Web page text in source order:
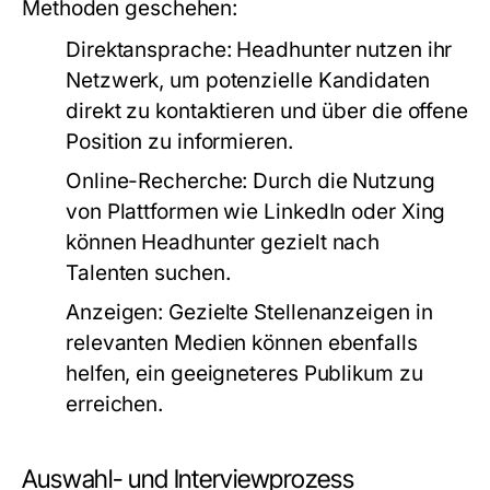
Methoden geschehen:
Direktansprache: Headhunter nutzen ihr
Netzwerk, um potenzielle Kandidaten
direkt zu kontaktieren und über die offene
Position zu informieren.
Online-Recherche: Durch die Nutzung
von Plattformen wie LinkedIn oder Xing
können Headhunter gezielt nach
Talenten suchen.
Anzeigen: Gezielte Stellenanzeigen in
relevanten Medien können ebenfalls
helfen, ein geeigneteres Publikum zu
erreichen.
Auswahl- und Interviewprozess